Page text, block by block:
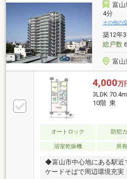
富山
4分
その他の
築12年
総戸数
富山
4,000万
3LDK 70.4m
10階 東
オートロック 防犯
浴室乾燥機
所
◆富山市中心地にある駅
ケードそばで周辺環境充実